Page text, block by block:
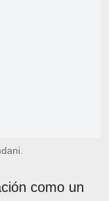
como un